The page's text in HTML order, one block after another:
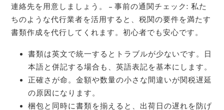
連絡先を用意しましょう。 – 事前の通関チェック: 私た
ちのような代行業者を活用すると、税関の要件を満たす
書類作成を代行してくれます。初心者でも安心です。
書類は英文で統一するとトラブルが少ないです。日
本語と併記する場合も、英語表記を基本にします。
正確さが命。金額や数量の小さな間違いが関税遅延
の原因になります。
梱包と同時に書類を揃えると、出荷日の遅れを防げ